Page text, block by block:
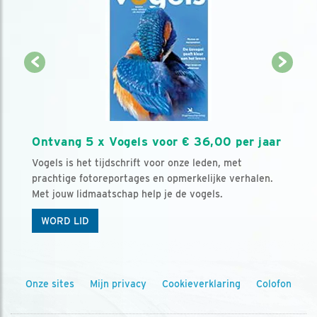
Ontvang 5 x Vogels voor € 36,00 per jaar
Vogels is het tijdschrift voor onze leden, met
prachtige fotoreportages en opmerkelijke verhalen.
Met jouw lidmaatschap help je de vogels.
WORD LID
Onze sites Mijn privacy Cookieverklaring Colofon